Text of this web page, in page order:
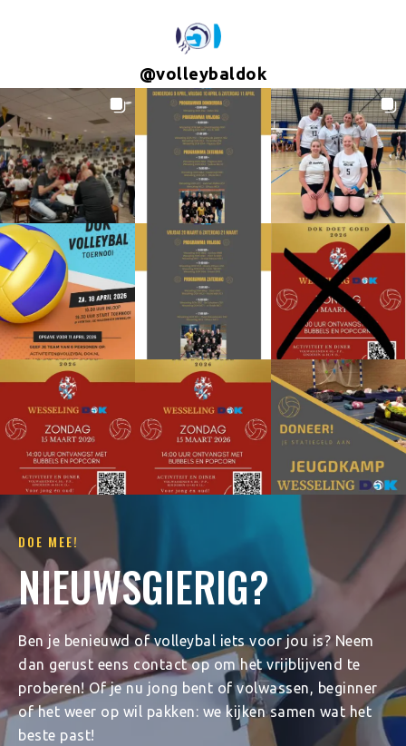
@volleybaldok
DOE MEE!
NIEUWSGIERIG?
Ben je benieuwd of volleybal iets voor jou is? Neem
dan gerust eens contact op om het vrijblijvend te
proberen! Of je nu jong bent of volwassen, beginner
of het weer op wil pakken: we kijken samen wat het
beste past!